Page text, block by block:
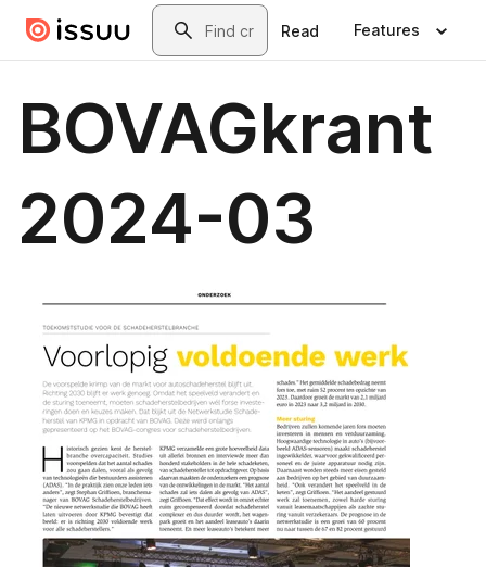
Skip to main contentSearch
Read Features
BOVAGkrant
2024-03